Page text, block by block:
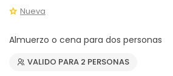
Nueva
Almuerzo o cena para dos personas
VALIDO PARA 2 PERSONAS